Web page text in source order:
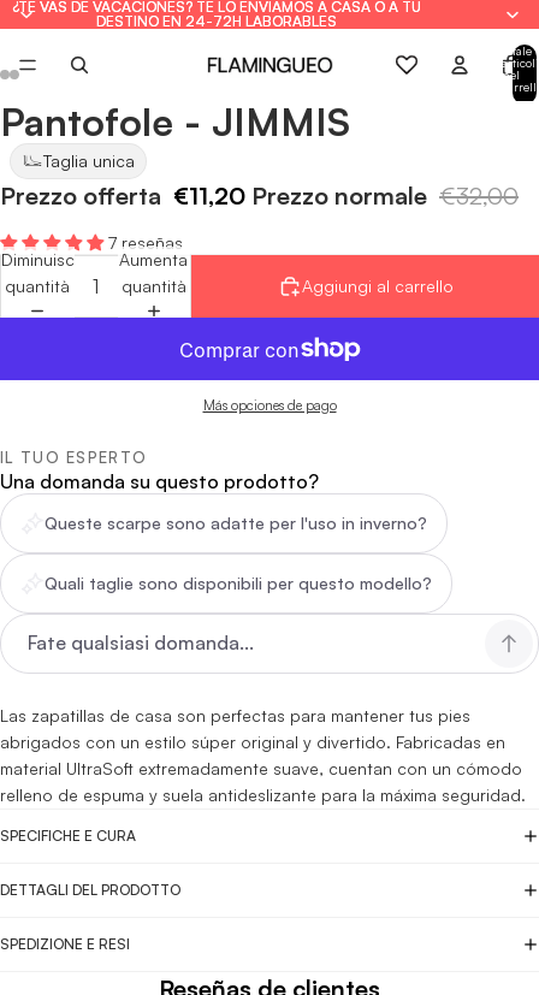
¿TE VAS DE VACACIONES? TE LO ENVIAMOS A CASA O A TU
DESTINO EN 24-72H LABORABLES
¿TE VAS DE VACACIONES? TE LO ENVIAMOS A CASA O A TU
DESTINO EN 24-72H LABORABLES
Totale
articoli
nel
Apri
immagine
schermo
Apri
immagine
schermo
Apri
immagine
schermo
Apri
immagine
schermo
Apri
immagine
schermo
Apri
immagine
schermo
Pantofole - JIMMIS
Taglia unica
Prezzo offerta €11,20 Prezzo normale €32,00
7 reseñas
Diminuisci
quantità
Aumenta
quantità
Aggiungi al carrello
Más opciones de pago
IL TUO ESPERTO
Una domanda su questo prodotto?
Queste scarpe sono adatte per l'uso in inverno?
Quali taglie sono disponibili per questo modello?
Las zapatillas de casa son perfectas para mantener tus pies
abrigados con un estilo súper original y divertido. Fabricadas en
material UltraSoft extremadamente suave, cuentan con un cómodo
relleno de espuma y suela antideslizante para la máxima seguridad.
SPECIFICHE E CURA
DETTAGLI DEL PRODOTTO
SPEDIZIONE E RESI
Reseñas de clientes